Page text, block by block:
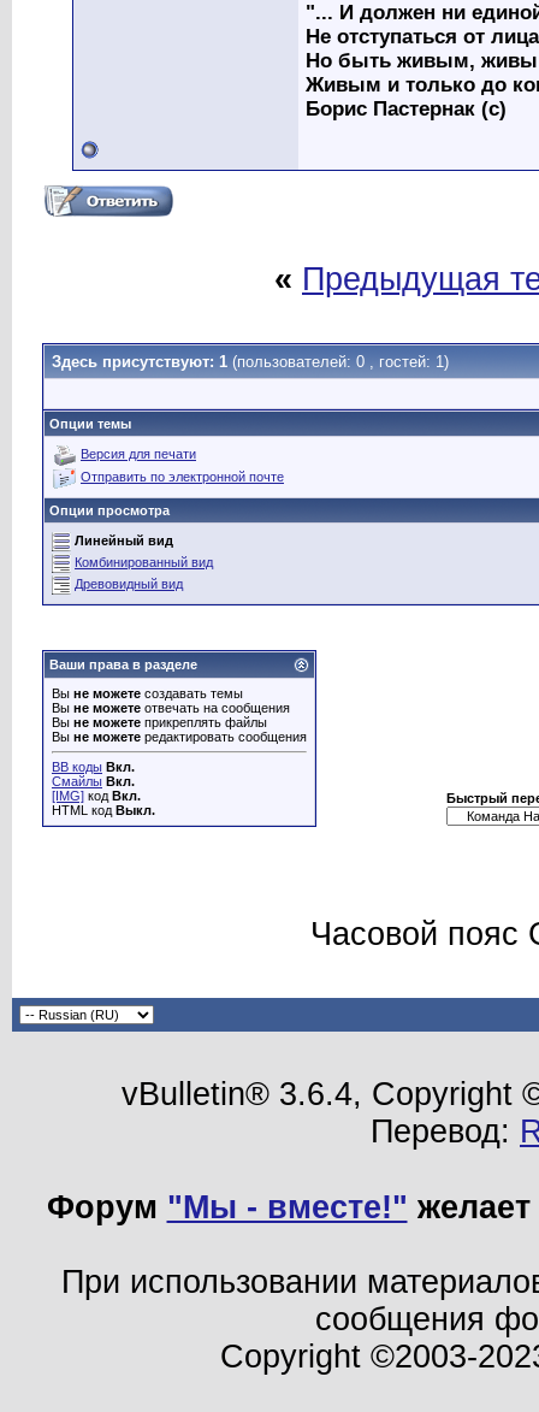
"... И должен ни
Не отступаться от
Но быть живым,
Живым и только до
Борис Пастернак (с)
« Предыдущая
Здесь присутствуют: 1 (пользователей: 0 , гостей: 1)
Опции темы
Версия для печати
Отправить по электронной почте
Опции просмотра
Линейный вид
Комбинированный вид
Древовидный вид
Ваши права в разделе
Вы не можете создавать темы
Вы не можете отвечать на сообщения
Вы не можете прикреплять файлы
Вы не можете редактировать сообщения
BB коды Вкл.
Смайлы Вкл.
[IMG] код Вкл.
HTML код Выкл.
Быстрый
Часовой пояс
vBulletin® 3.6.4, Copyright
Перевод:
Форум "Мы - вместе!"
При использовании
сообщения
Copyright ©2003-